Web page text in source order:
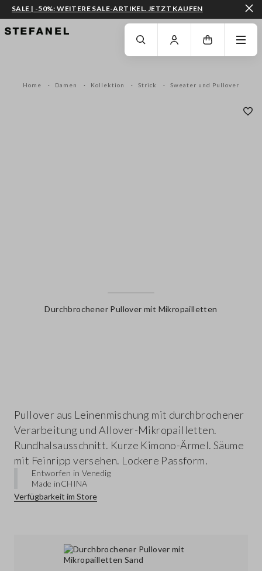
ZUM HAUPTINHALT SPRINGEN GEHEN SIE ZUM ENDE DER SEITE
SALE | -50%: WEITERE SALE-ARTIKEL. JETZT KAUFEN
Home Damen Kollektion Strick Sweater und Pullover
Durchbrochener Pullover mit Mikropailletten
Pullover aus Leinenmischung mit durchbrochener
Verarbeitung und Allover-Mikropailletten.
Rundhalsausschnitt. Kurze Kimono-Ärmel. Säume
mit Feinripp versehen. Lockere Passform.
Entworfen in Venedig
Made inCHINA
Verfügbarkeit im Store